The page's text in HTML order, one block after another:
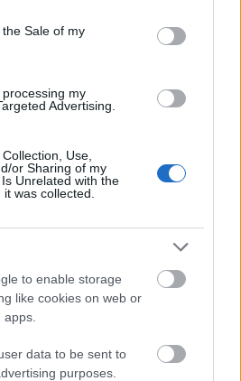
purposes in below Google
Sale of my
my
Advertising.
Use,
or Sharing of my
Unrelated with the
was collected.
to enable storage
like cookies on web or
data to be sent to
purposes.
cikkeit a Google hírekben